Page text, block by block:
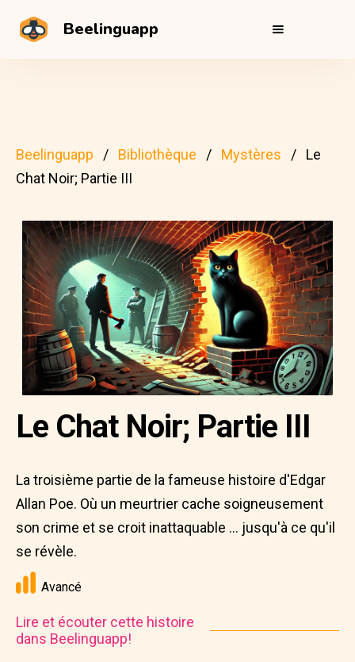
Beelinguapp
Beelinguapp Bibliothèque Mystères
Le
Chat Noir; Partie III
Le Chat Noir; Partie III
La troisième partie de la fameuse histoire d'Edgar
Allan Poe. Où un meurtrier cache soigneusement
son crime et se croit inattaquable ... jusqu'à ce qu'il
se révèle.
Avancé
Lire et écouter cette histoire
dans Beelinguapp!